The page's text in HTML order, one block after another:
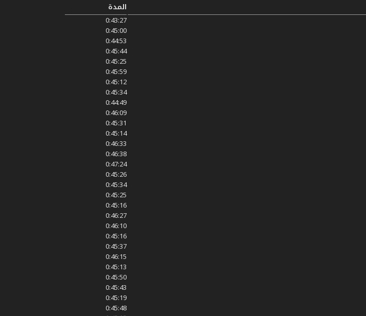
المدة
0:43:27
0:45:00
0:44:53
0:45:44
0:45:25
0:45:59
0:45:12
0:45:34
0:44:49
0:46:09
0:45:31
0:45:14
0:46:33
0:46:38
0:47:24
0:45:26
0:45:34
0:45:25
0:45:16
0:46:27
0:46:10
0:45:16
0:45:37
0:46:15
0:45:13
0:45:50
0:45:43
0:45:19
0:45:48